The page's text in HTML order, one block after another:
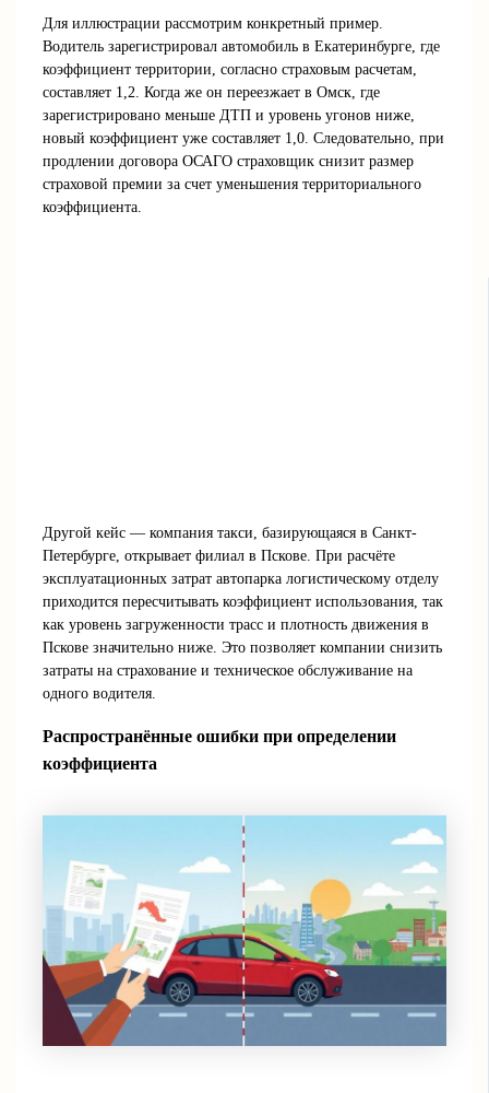
Для иллюстрации рассмотрим конкретный пример.
Водитель зарегистрировал автомобиль в Екатеринбурге, где
коэффициент территории, согласно страховым расчетам,
составляет 1,2. Когда же он переезжает в Омск, где
зарегистрировано меньше ДТП и уровень угонов ниже,
новый коэффициент уже составляет 1,0. Следовательно, при
продлении договора ОСАГО страховщик снизит размер
страховой премии за счет уменьшения территориального
коэффициента.
Другой кейс — компания такси, базирующаяся в Санкт-
Петербурге, открывает филиал в Пскове. При расчёте
эксплуатационных затрат автопарка логистическому отделу
приходится пересчитывать коэффициент использования, так
как уровень загруженности трасс и плотность движения в
Пскове значительно ниже. Это позволяет компании снизить
затраты на страхование и техническое обслуживание на
одного водителя.
Распространённые ошибки при определении
коэффициента